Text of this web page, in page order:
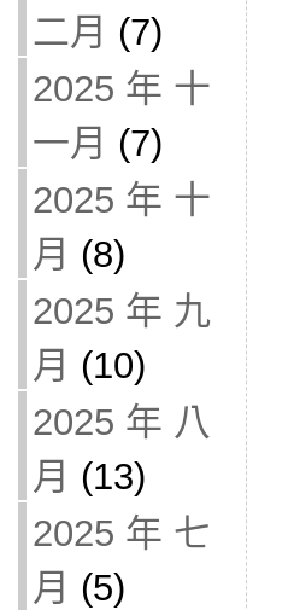
二月 (7)
2025 年 十
一月 (7)
2025 年 十
月 (8)
2025 年 九
月 (10)
2025 年 八
月 (13)
2025 年 七
月 (5)